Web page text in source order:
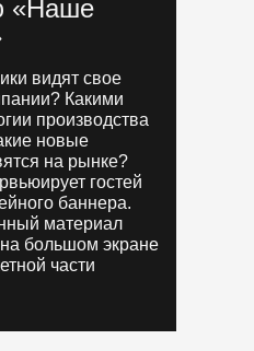
видят свое
Какими
производства
новые
на рынке?
гостей
баннера.
материал
на большом экране
части
«Наше